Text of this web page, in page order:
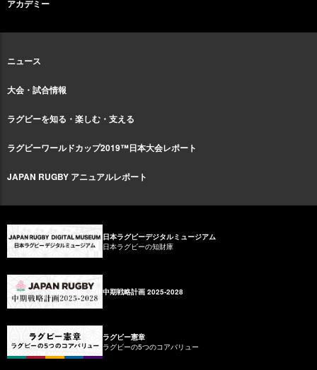
アカデミー
ニュース
大会・試合情報
ラグビーを知る・楽しむ・支える
ラグビーワールドカップ2019™日本大会レポート
JAPAN RUGBY アニュアルレポート
日本ラグビーデジタルミュージアム
日本ラグビーの知財庫
中期戦略計画 2025-2028
ラグビー憲章
ラグビーの5つのコアバリュー